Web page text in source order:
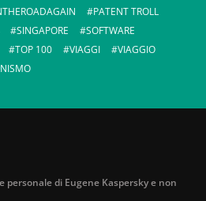
PATENT TROLL
SINGAPORE
SOFTWARE
TOP 100 VIAGGI
VIAGGIO
di Eugene Kaspersky e non